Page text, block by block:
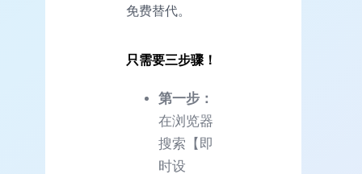
免费替代。
只需要三步骤！
第一步：
在浏览器
搜索【即
时设